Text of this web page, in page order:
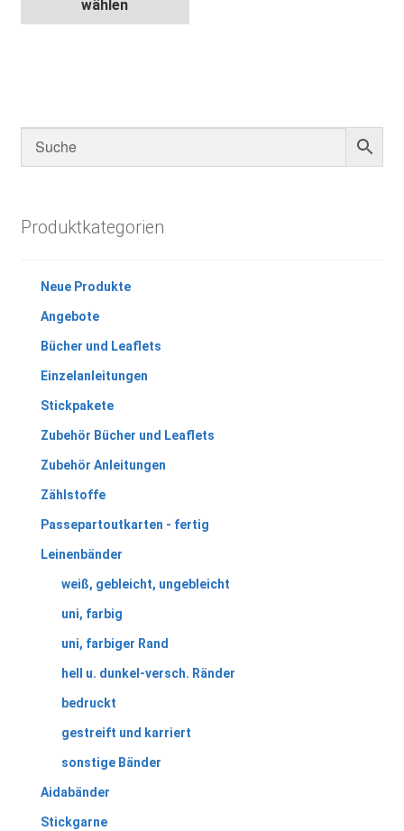
wählen
Optionen
Produktkategorien
Neue Produkte
Angebote
Bücher und Leaflets
Einzelanleitungen
Stickpakete
Zubehör Bücher und Leaflets
Zubehör Anleitungen
Zählstoffe
Passepartoutkarten - fertig
Leinenbänder
weiß, gebleicht, ungebleicht
uni, farbig
uni, farbiger Rand
hell u. dunkel-versch. Ränder
bedruckt
gestreift und karriert
sonstige Bänder
Aidabänder
Stickgarne